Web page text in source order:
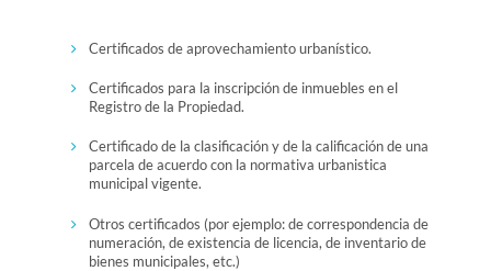
Certificados de aprovechamiento urbanístico.
Certificados para la inscripción de inmuebles en el
Registro de la Propiedad.
Certificado de la clasificación y de la calificación de una
parcela de acuerdo con la normativa urbanistica
municipal vigente.
Otros certificados (por ejemplo: de correspondencia de
numeración, de existencia de licencia, de inventario de
bienes municipales, etc.)